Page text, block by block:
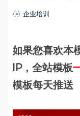
企业培训
如果您喜欢本
IP，全站模板
模板每天推送